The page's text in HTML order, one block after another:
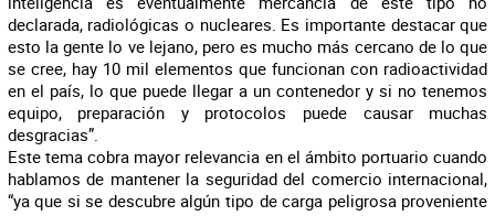
declarada, radiológicas o nucleares. Es importante destacar que
esto la gente lo ve lejano, pero es mucho más cercano de lo que
se cree, hay 10 mil elementos que funcionan con radioactividad
en el país, lo que puede llegar a un contenedor y si no tenemos
equipo, preparación y protocolos puede causar muchas
desgracias”.
Este tema cobra mayor relevancia en el ámbito portuario cuando
hablamos de mantener la seguridad del comercio internacional,
“ya que si se descubre algún tipo de carga peligrosa proveniente